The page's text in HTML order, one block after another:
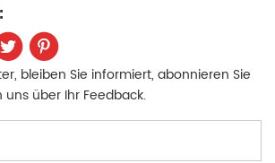
bleiben Sie informiert, abonnieren Sie
über Ihr Feedback.